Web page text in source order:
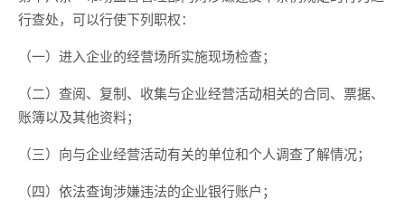
行查处，可以行使下列职权：
（一）进入企业的经营场所实施现场检查；
（二）查阅、复制、收集与企业经营活动相关的合同、票据、
账簿以及其他资料；
（三）向与企业经营活动有关的单位和个人调查了解情况；
（四）依法查询涉嫌违法的企业银行账户；